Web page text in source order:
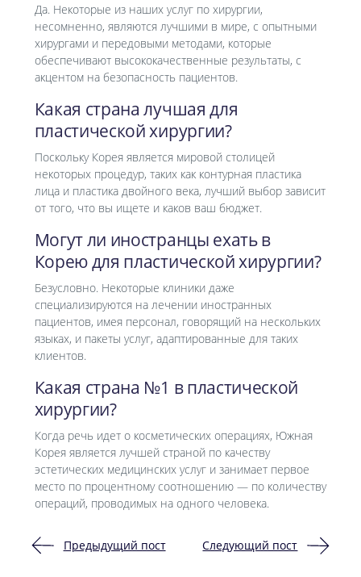
Да. Некоторые из наших услуг по хирургии,
несомненно, являются лучшими в мире, с опытными
хирургами и передовыми методами, которые
обеспечивают высококачественные результаты, с
акцентом на безопасность пациентов.
Какая страна лучшая для
пластической хирургии?
Поскольку Корея является мировой столицей
некоторых процедур, таких как контурная пластика
лица и пластика двойного века, лучший выбор зависит
от того, что вы ищете и каков ваш бюджет.
Могут ли иностранцы ехать в
Корею для пластической хирургии?
Безусловно. Некоторые клиники даже
специализируются на лечении иностранных
пациентов, имея персонал, говорящий на нескольких
языках, и пакеты услуг, адаптированные для таких
клиентов.
Какая страна №1 в пластической
хирургии?
Когда речь идет о косметических операциях, Южная
Корея является лучшей страной по качеству
эстетических медицинских услуг и занимает первое
место по процентному соотношению — по количеству
операций, проводимых на одного человека.
Предыдущий пост Следующий пост